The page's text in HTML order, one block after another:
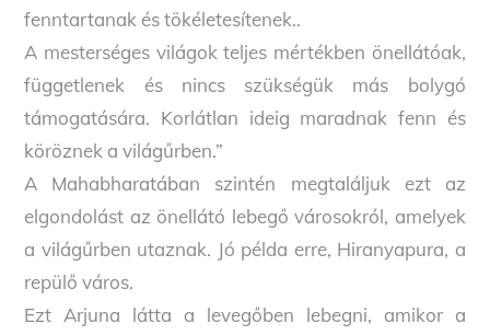
fenntartanak és tökéletesítenek..
A mesterséges világok teljes mértékben önellátóak,
függetlenek és nincs szükségük más bolygó
támogatására. Korlátlan ideig maradnak fenn és
köröznek a világűrben.”
A Mahabharatában szintén megtaláljuk ezt az
elgondolást az önellátó lebegő városokról, amelyek
a világűrben utaznak. Jó példa erre, Hiranyapura, a
repülő város.
Ezt Arjuna látta a levegőben lebegni, amikor a